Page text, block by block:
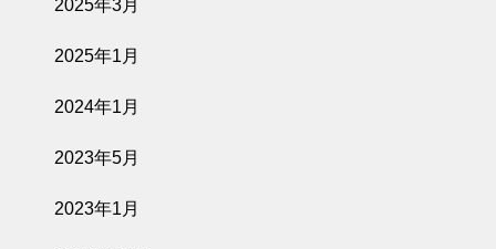
2025年3月
2025年1月
2024年1月
2023年5月
2023年1月